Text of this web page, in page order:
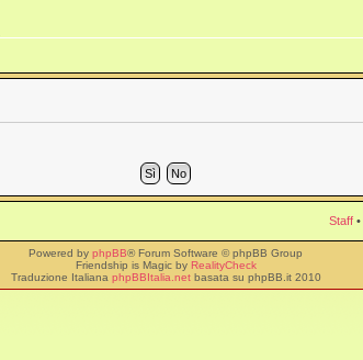
Staff •
Powered by phpBB® Forum Software © phpBB Group
Friendship is Magic by RealityCheck
Traduzione Italiana phpBBItalia.netbasata su phpBB.it 2010